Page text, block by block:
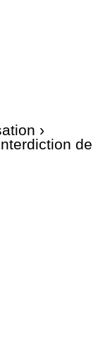
›
de